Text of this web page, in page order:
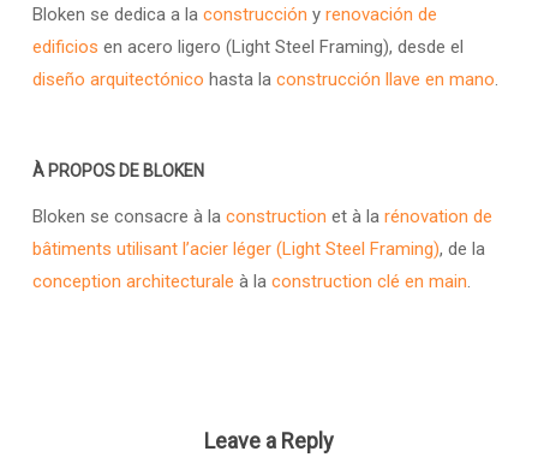
Bloken se dedica a la construcción y renovación de
edificios en acero ligero (Light Steel Framing), desde el
diseño arquitectónico hasta la construcción llave en mano.
À PROPOS DE BLOKEN
Bloken se consacre à la construction et à la rénovation de
bâtiments utilisant l’acier léger (Light Steel Framing), de la
conception architecturale à la construction clé en main.
Leave a Reply